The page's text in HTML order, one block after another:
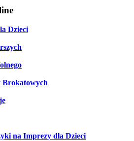
Dzieci
Brokatowych
na Imprezy dla Dzieci